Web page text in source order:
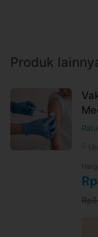
Produk